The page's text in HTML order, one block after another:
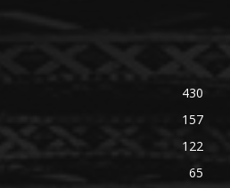
430
157
122
65